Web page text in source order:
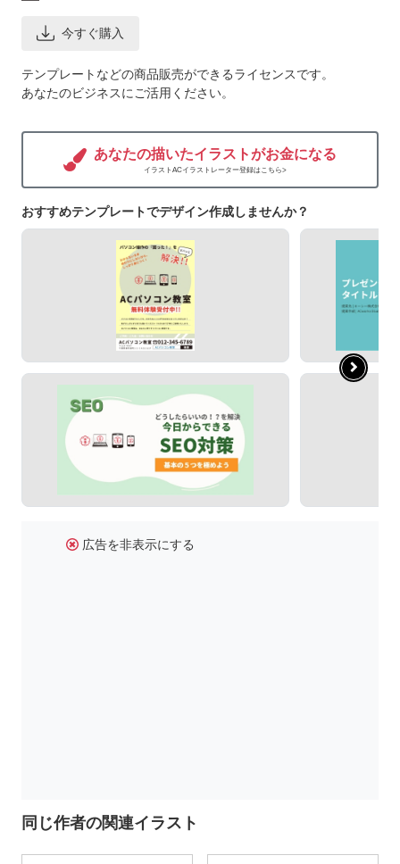
今すぐ購入
テンプレートなどの商品販売ができるライセンスです。
あなたのビジネスにご活用ください。
あなたの描いたイラストがお金になる
イラストACイラストレーター登録はこちら>
おすすめテンプレートでデザイン作成しませんか？
広告を非表示にする
同じ作者の関連イラスト